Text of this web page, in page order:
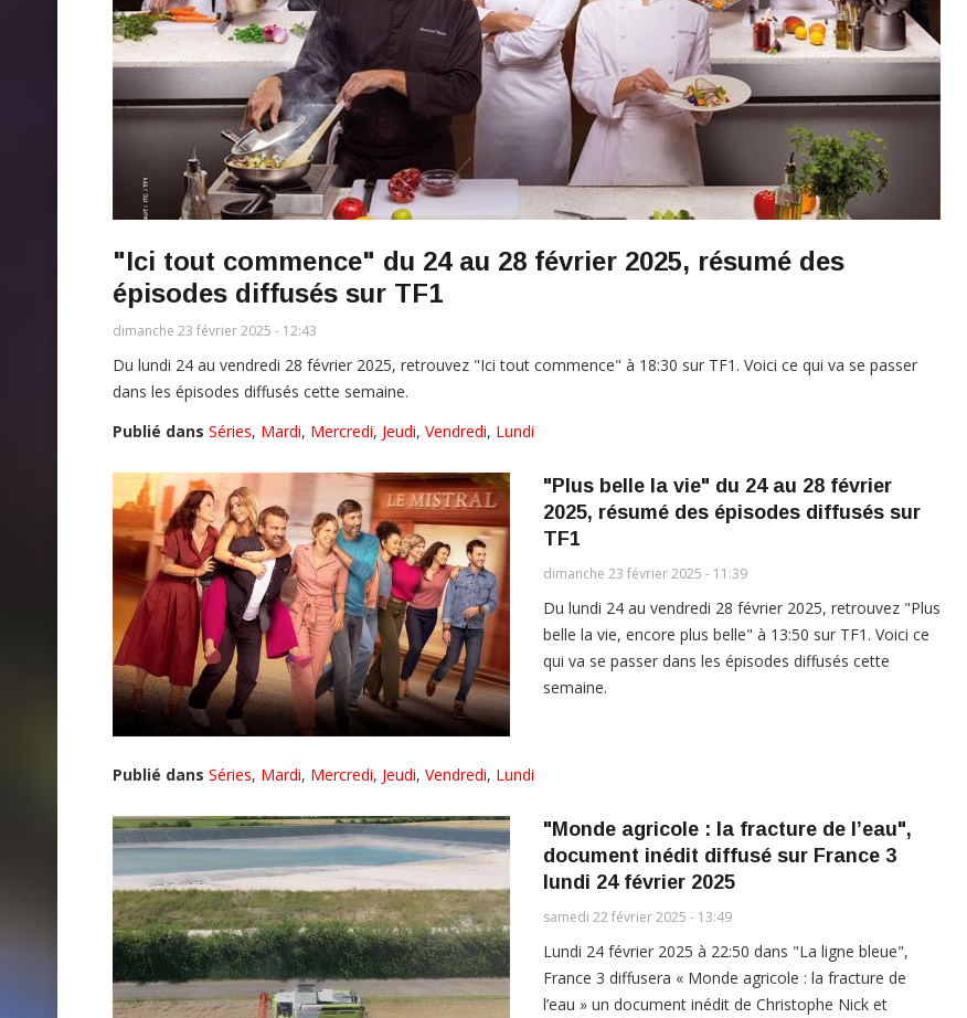
"Ici tout commence" du 24 au 28 février 2025, résumé des
épisodes diffusés sur TF1
dimanche 23 février 2025 - 12:43
Du lundi 24 au vendredi 28 février 2025, retrouvez "Ici tout commence" à 18:30 sur TF1. Voici ce qui va se passer
dans les épisodes diffusés cette semaine.
Publié dans Séries, Mardi, Mercredi, Jeudi, Vendredi, Lundi
"Plus belle la vie" du 24 au 28 février
2025, résumé des épisodes diffusés sur
TF1
dimanche 23 février 2025 - 11:39
Du lundi 24 au vendredi 28 février 2025, retrouvez "Plus
belle la vie, encore plus belle" à 13:50 sur TF1. Voici ce
qui va se passer dans les épisodes diffusés cette
semaine.
Publié dans Séries, Mardi, Mercredi, Jeudi, Vendredi, Lundi
"Monde agricole : la fracture de l’eau",
document inédit diffusé sur France 3
lundi 24 février 2025
samedi 22 février 2025 - 13:49
Lundi 24 février 2025 à 22:50 dans "La ligne bleue",
France 3 diffusera « Monde agricole : la fracture de
l’eau » un document inédit de Christophe Nick et